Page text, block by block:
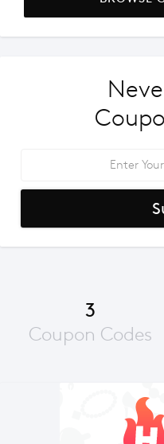
3
Coupon Codes